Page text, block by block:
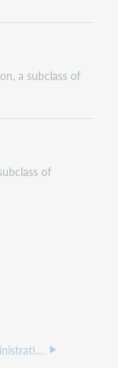
a subclass of
of
WorldCat Administrative Area (Organization)